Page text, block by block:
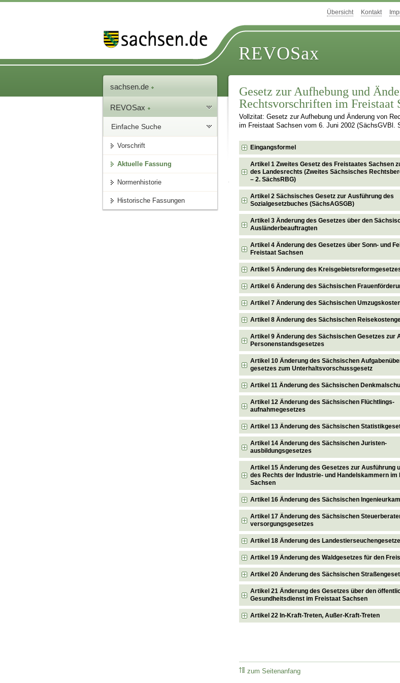
Übersicht Kontakt
REVOSax
sachsen.de
REVOSax
Einfache Suche
Vorschrift
Aktuelle Fassung
Normenhistorie
Historische Fassungen
Gesetz zur Aufhebung und
Rechtsvorschriften im Freistaat
Vollzitat: Gesetz zur Aufhebung und Änderung von
im Freistaat Sachsen vom 6. Juni 2002 (SächsGVBl.
Eingangsformel
Artikel 1 Zweites Gesetz des Freistaates Sachsen
des Landesrechts (Zweites Sächsisches
– 2. SächsRBG)
Artikel 2 Sächsisches Gesetz zur Ausführung des
Sozialgesetzbuches (SächsAGSGB)
Artikel 3 Änderung des Gesetzes über den
Ausländerbeauftragten
Artikel 4 Änderung des Gesetzes über Sonn- und
Freistaat Sachsen
Artikel 5 Änderung des
Artikel 6 Änderung des Sächsischen
Artikel 7 Änderung des Sächsischen
Artikel 8 Änderung des Sächsischen
Artikel 9 Änderung des Sächsischen Gesetzes zur
Personenstandsgesetzes
Artikel 10 Änderung des Sächsischen
gesetzes zum Unterhaltsvorschussgesetz
Artikel 11 Änderung des Sächsischen
Artikel 12 Änderung des Sächsischen Flüchtlings-
aufnahmegesetzes
Artikel 13 Änderung des Sächsischen
Artikel 14 Änderung des Sächsischen Juristen-
ausbildungsgesetzes
Artikel 15 Änderung des Gesetzes zur Ausführung
des Rechts der Industrie- und Handelskammern im
Sachsen
Artikel 16 Änderung des Sächsischen
Artikel 17 Änderung des Sächsischen
versorgungsgesetzes
Artikel 18 Änderung des
Artikel 19 Änderung des Waldgesetzes für den
Artikel 20 Änderung des Sächsischen
Artikel 21 Änderung des Gesetzes über den
Gesundheitsdienst im Freistaat Sachsen
Artikel 22 In-Kraft-Treten, Außer-Kraft-Treten
zum Seitenanfang